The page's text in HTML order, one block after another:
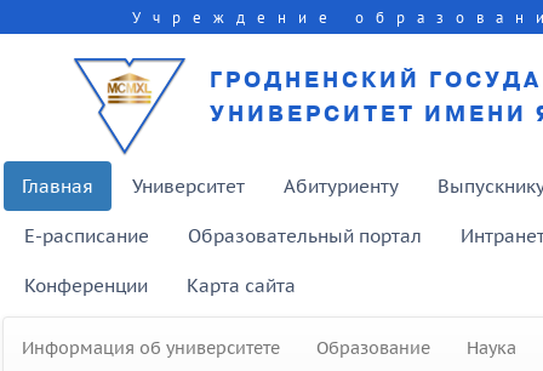
Учреждение
ГРОДНЕНСКИЙ
УНИВЕРСИТЕТ ИМЕНИ
Главная Университет Абитуриенту
E-расписание Образовательный портал
Конференции Карта сайта
Информация об университете Образование Наука